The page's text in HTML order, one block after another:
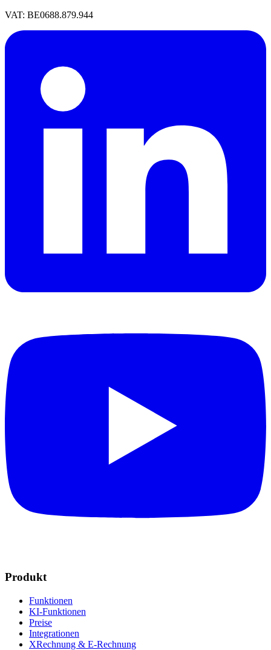
VAT: BE0688.879.944
Produkt
Funktionen
KI-Funktionen
Preise
Integrationen
XRechnung & E-Rechnung